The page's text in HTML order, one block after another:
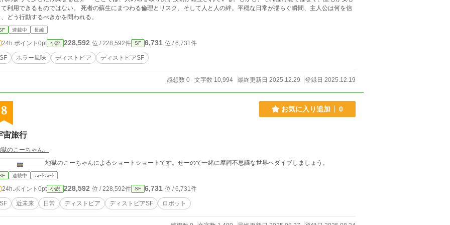
きるものではない。 死者の蘇生にまつわる倫理とリスク、そして人と人の絆。平穏な日常が揺らぐ瞬間、主人公は何を信
どう行動するべきかを問われる。
連載中 長編
24h.ポイント 0pt 小説 228,592 位 / 228,592件 SF 6,731 位 / 6,731件
SF ホラー風味 ディストピア ディストピアSF
感想数 0 文字数 10,994 最終更新日 2025.12.29 登録日 2025.12.19
8 お気に入り追加 0
宙旅行
のこーちゃん。
地獄のこーちゃんによるショートショートです。せーので一緒に摩訶不思議な世界へダイブしましょう。
連載中 ｼｮｰﾄｼｮｰﾄ
24h.ポイント 0pt 小説 228,592 位 / 228,592件 SF 6,731 位 / 6,731件
SF 近未来 日常 ディストピア ディストピアSF ロボット